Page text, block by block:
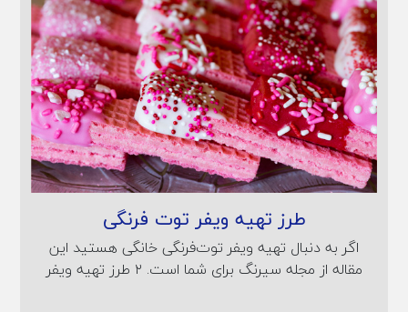
طرز تهیه ویفر توت فرنگی
اگر به دنبال تهیه ویفر توت‌فرنگی خانگی هستید این
مقاله از مجله سیرنگ برای شما است. ۲ طرز تهیه ویفر